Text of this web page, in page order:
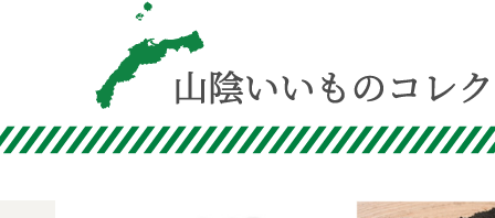
鳥取ハワイ 牛ホル
モンカレー
天使のケ
ンツァー
ラ